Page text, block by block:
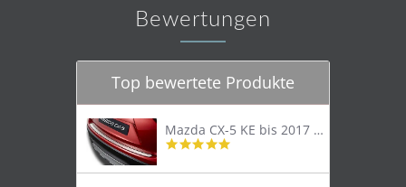
Bewertungen
Top bewertete Produkte
Mazda CX-5 KE bis 2017 Trittschutzleiste Edelstahl original
4.8
rating